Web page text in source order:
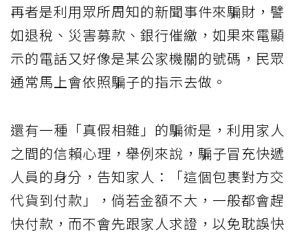
再者是利用眾所周知的新聞事件來騙財，譬
如退稅、災害募款、銀行催繳，如果來電顯
示的電話又好像是某公家機關的號碼，民眾
通常馬上會依照騙子的指示去做。
還有一種「真假相雜」的騙術是，利用家人
之間的信賴心理，舉例來說，騙子冒充快遞
人員的身分，告知家人：「這個包裹對方交
代貨到付款」，倘若金額不大，一般都會趕
快付款，而不會先跟家人求證，以免耽誤快